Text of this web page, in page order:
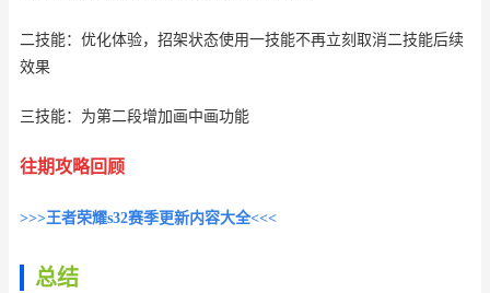
二技能：优化体验，招架状态使用一技能不再立刻取消二技能后续
效果
三技能：为第二段增加画中画功能
往期攻略回顾
>>>王者荣耀s32赛季更新内容大全<<<
总结